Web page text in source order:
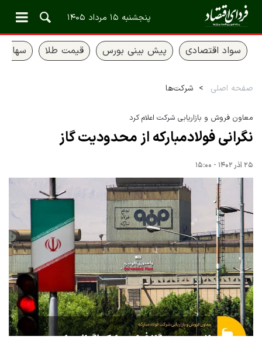
پنجشنبه ۱۵ مرداد ۱۴۰۵
سواد اقتصادی پیش بینی بورس قیمت طلا سهام
صفحه اصلی شرکت‌ها
معاون فروش و بازاریابی شرکت اعلام کرد
نگرانی فولادمبارکه از محدودیت گاز
۲۵ آذر ۱۴۰۲ - ۱۵:۰۰